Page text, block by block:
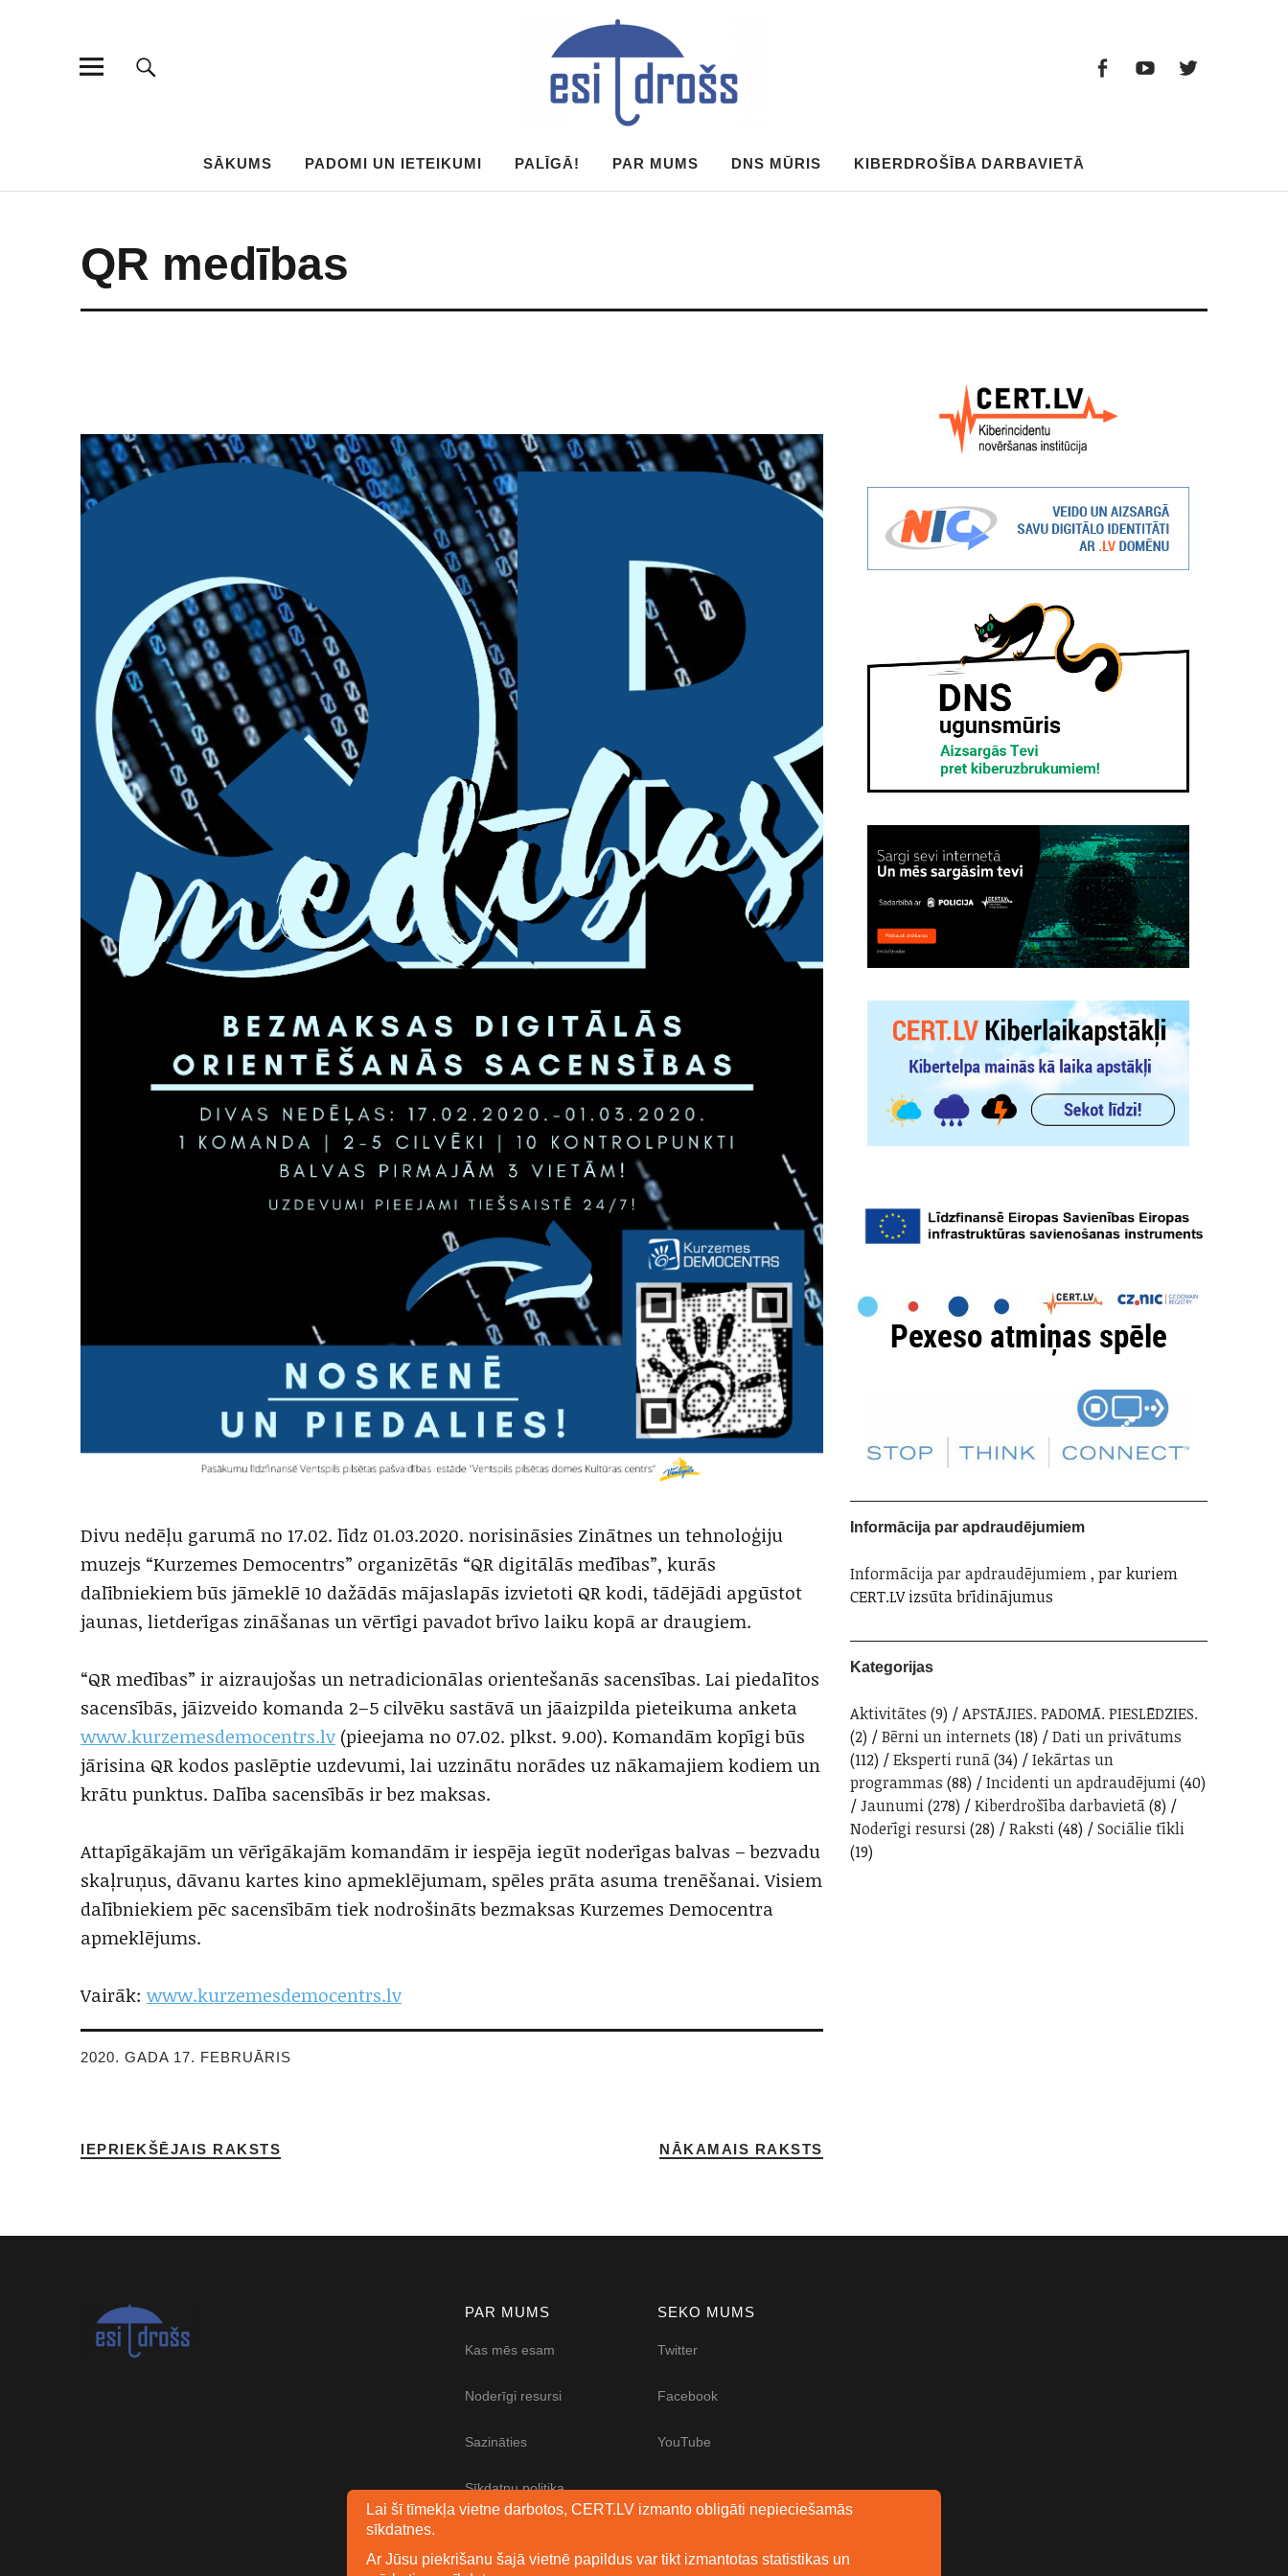
SĀKUMS PADOMI UN IETEIKUMI PALĪGĀ! PAR MUMS DNS MŪRIS KIBERDROŠĪBA DARBAVIETĀ
QR medības
Divu nedēļu garumā no 17.02. līdz 01.03.2020. norisināsies Zinātnes un tehnoloģiju
muzejs “Kurzemes Democentrs” organizētās “QR digitālās medības”, kurās
dalībniekiem būs jāmeklē 10 dažādās mājaslapās izvietoti QR kodi, tādējādi apgūstot
jaunas, lietderīgas zināšanas un vērtīgi pavadot brīvo laiku kopā ar draugiem.
“QR medības” ir aizraujošas un netradicionālas orientešanās sacensības. Lai piedalītos
sacensībās, jāizveido komanda 2–5 cilvēku sastāvā un jāaizpilda pieteikuma anketa
www.kurzemesdemocentrs.lv (pieejama no 07.02. plkst. 9.00). Komandām kopīgi būs
jārisina QR kodos paslēptie uzdevumi, lai uzzinātu norādes uz nākamajiem kodiem un
krātu punktus. Dalība sacensībās ir bez maksas.
Attapīgākajām un vērīgākajām komandām ir iespēja iegūt noderīgas balvas – bezvadu
skaļruņus, dāvanu kartes kino apmeklējumam, spēles prāta asuma trenēšanai. Visiem
dalībniekiem pēc sacensībām tiek nodrošināts bezmaksas Kurzemes Democentra
apmeklējums.
Vairāk: www.kurzemesdemocentrs.lv
2020. GADA 17. FEBRUĀRIS
IEPRIEKŠĒJAIS RAKSTS NĀKAMAIS RAKSTS
Informācija par apdraudējumiem
Informācija par apdraudējumiem, par kuriem
CERT.LV izsūta brīdinājumus
Kategorijas
Aktivitātes (9)
APSTĀJIES. PADOMĀ. PIESLĒDZIES.
(2)
Bērni un internets (18)
Dati un privātums
(112)
Eksperti runā(34)
Iekārtas un
programmas (88) Incidenti un apdraudējumi(40)
Jaunumi(278) Kiberdrošība darbavietā(8)
Noderīgi resursi(28) Raksti(48)
Sociālie tīkli
(19)
PAR MUMS
Kas mēs esam
Noderīgi resursi
Sazināties
Sīkdatņu politika
paziņojums
SEKO MUMS
Twitter
Facebook
YouTube
Lai šī tīmekļa vietne darbotos, CERT.LV izmanto obligāti nepieciešamās
sīkdatnes.
Ar Jūsu piekrišanu šajā vietnē papildus var tikt izmantotas statistikas un